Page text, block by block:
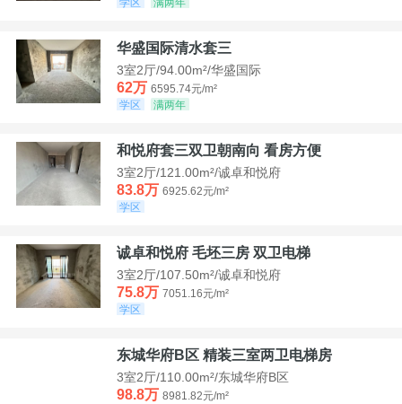
学区
满两年
华盛国际清水套三
3室2厅/94.00m²/华盛国际
62万 6595.74元/m²
学区
满两年
和悦府套三双卫朝南向 看房方便
3室2厅/121.00m²/诚卓和悦府
83.8万 6925.62元/m²
学区
诚卓和悦府 毛坯三房 双卫电梯
3室2厅/107.50m²/诚卓和悦府
75.8万 7051.16元/m²
学区
东城华府B区 精装三室两卫电梯房
3室2厅/110.00m²/东城华府B区
98.8万 8981.82元/m²